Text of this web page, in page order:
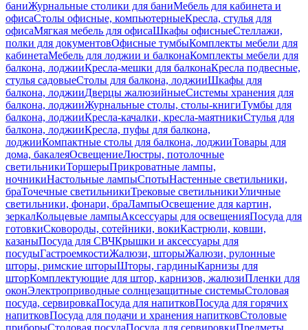
баниЖурнальные столики для баниМебель для кабинета и
офисаСтолы офисные, компьютерныеКресла, стулья для
офисаМягкая мебель для офисаШкафы офисныеСтеллажи,
полки для документовОфисные тумбыКомплекты мебели для
кабинетаМебель для лоджии и балконаКомплекты мебели для
балкона, лоджииКресла-мешки для балконаКресла подвесные,
стулья садовыеСтолы для балкона, лоджииШкафы для
балкона, лоджииДверцы жалюзийныеСистемы хранения для
балкона, лоджииЖурнальные столы, столы-книгиТумбы для
балкона, лоджииКресла-качалки, кресла-маятникиСтулья для
балкона, лоджииКресла, пуфы для балкона,
лоджииКомпактные столы для балкона, лоджииТовары для
дома, бакалеяОсвещениеЛюстры, потолочные
светильникиТоршерыПрикроватные лампы,
ночникиНастольные лампыСпотыНастенные светильники,
браТочечные светильникиТрековые светильникиУличные
светильники, фонари, браЛампыОсвещение для картин,
зеркалКольцевые лампыАксессуары для освещенияПосуда для
готовкиСковороды, сотейники, вокиКастрюли, ковши,
казаныПосуда для СВЧКрышки и аксессуары для
посудыГастроемкостиЖалюзи, шторыЖалюзи, рулонные
шторы, римские шторыШторы, гардиныКарнизы для
шторКомплектующие для штор, карнизов, жалюзиПленки для
оконЭлектроприводные солнцезащитные системыСтоловая
посуда, сервировкаПосуда для напитковПосуда для горячих
напитковПосуда для подачи и хранения напитковСтоловые
приборыСтоловая посудаПосуда для сервировкиПредметы